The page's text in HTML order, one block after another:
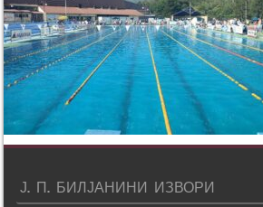
Ј. П. БИЛЈАНИНИ ИЗВОРИ